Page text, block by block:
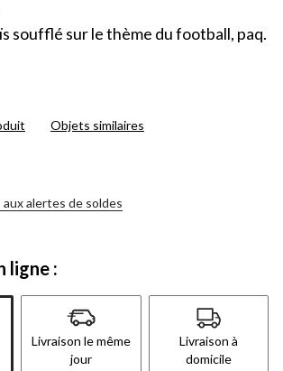
soufflé sur le thème du football, paq.
Objets similaires
alertes de soldes
ligne :
Livraison le même
jour
Livraison à
domicile